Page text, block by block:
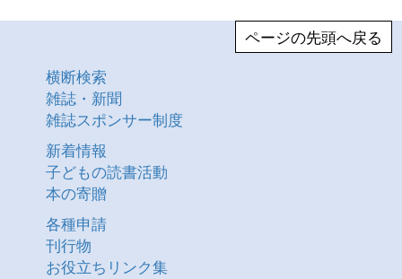
ページの先頭へ戻る
横断検索
雑誌・新聞
雑誌スポンサー制度
新着情報
子どもの読書活動
本の寄贈
各種申請
刊行物
お役立ちリンク集